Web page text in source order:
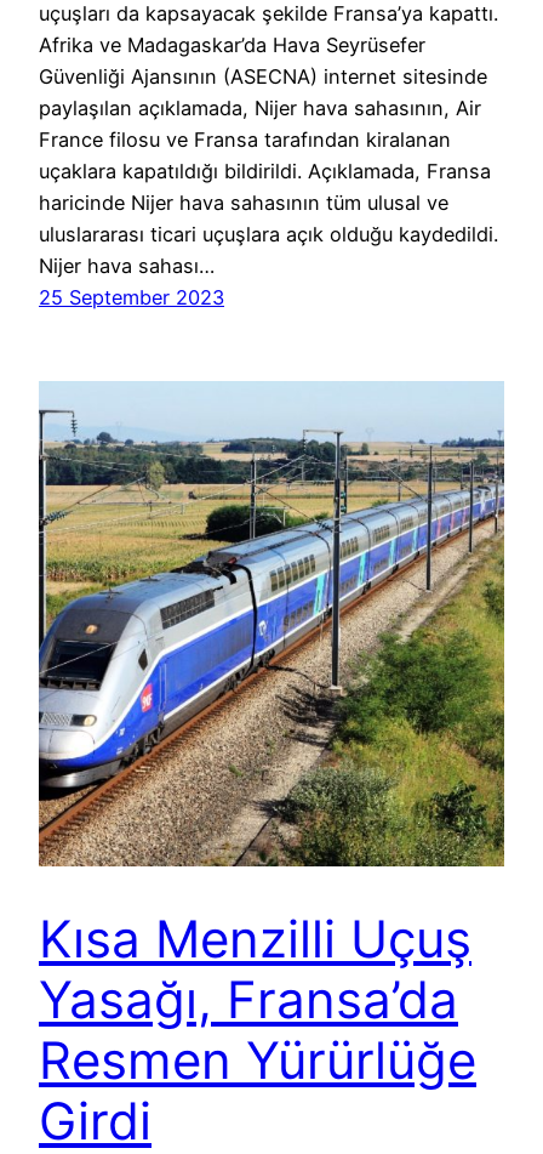
uçuşları da kapsayacak şekilde Fransa’ya kapattı.
Afrika ve Madagaskar’da Hava Seyrüsefer
Güvenliği Ajansının (ASECNA) internet sitesinde
paylaşılan açıklamada, Nijer hava sahasının, Air
France filosu ve Fransa tarafından kiralanan
uçaklara kapatıldığı bildirildi. Açıklamada, Fransa
haricinde Nijer hava sahasının tüm ulusal ve
uluslararası ticari uçuşlara açık olduğu kaydedildi.
Nijer hava sahası…
25 September 2023
Kısa Menzilli Uçuş
Yasağı, Fransa’da
Resmen Yürürlüğe
Girdi